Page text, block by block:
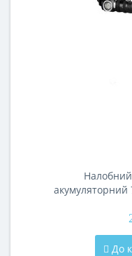
Налобний
акумуляторний
До